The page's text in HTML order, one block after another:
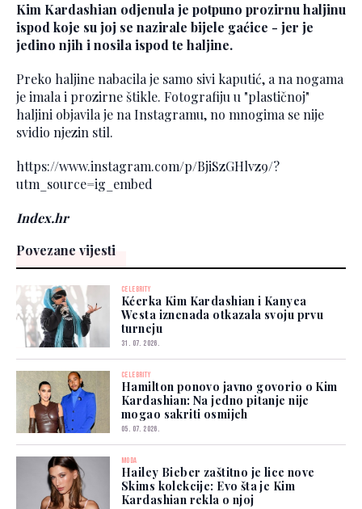
Kim Kardashian odjenula je potpuno prozirnu haljinu
ispod koje su joj se nazirale bijele gaćice - jer je
jedino njih i nosila ispod te haljine.
Preko haljine nabacila je samo sivi kaputić, a na nogama
je imala i prozirne štikle. Fotografiju u "plastičnoj"
haljini objavila je na Instagramu, no mnogima se nije
svidio njezin stil.
https://www.instagram.com/p/BjiSzGHlvz9/?
utm_source=ig_embed
Index.hr
Povezane vijesti
CELEBRITY
Kćerka Kim Kardashian i Kanyea
Westa iznenada otkazala svoju prvu
turneju
31. 07. 2026.
CELEBRITY
Hamilton ponovo javno govorio o Kim
Kardashian: Na jedno pitanje nije
mogao sakriti osmijeh
05. 07. 2026.
MODA
Hailey Bieber zaštitno je lice nove
Skims kolekcije: Evo šta je Kim
Kardashian rekla o njoj